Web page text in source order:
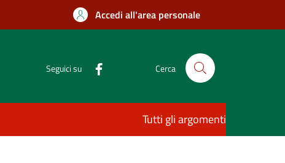
Accedi all'area personale
Seguici su Cerca
Tutti gli argomenti